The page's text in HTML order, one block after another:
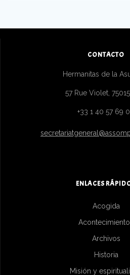
CONTACTO
Hermanitas de la
57 Rue Violet,
+33 1 40 57 69
ENLACES
Acogida
Archivos
Historia
Misión y